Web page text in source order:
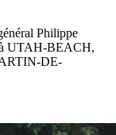
Philippe
UTAH-BEACH,
DE-